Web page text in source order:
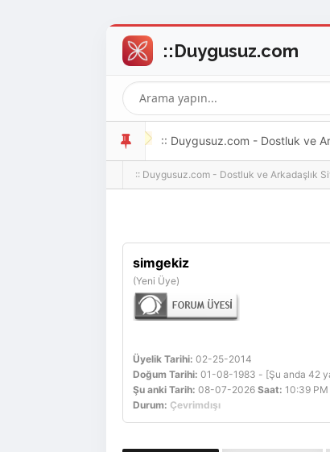
:: Duygusuz.com - Dostluk ve
oldukça kolay ve zahmetsizdir.
:: Duygusuz.com - Dostluk ve Arkadaşlık
simgekiz
(Yeni Üye)
Üyelik Tarihi: 02-25-2014
Doğum Tarihi: 01-08-1983 - [Şu anda 42
Şu anki Tarih: 08-07-2026 Saat: 10:39 PM
Durum: Çevrimdışı